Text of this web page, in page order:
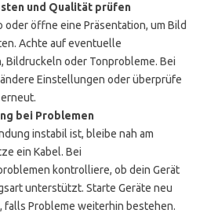
und Qualität prüfen
oder öffne eine Präsentation, um Bild
Achte auf eventuelle
Bildruckeln oder Tonprobleme. Bei
Einstellungen oder überprüfe
bei Problemen
instabil ist, bleibe nah am
ein Kabel. Bei
kontrolliere, ob dein Gerät
unterstützt. Starte Geräte neu
falls Probleme weiterhin bestehen.